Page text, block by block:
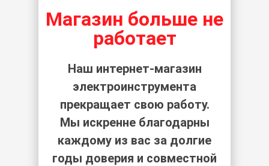
Магазин больше не
работает
Наш интернет-магазин
электроинструмента
прекращает свою работу.
Мы искренне благодарны
каждому из вас за долгие
годы доверия и совместной